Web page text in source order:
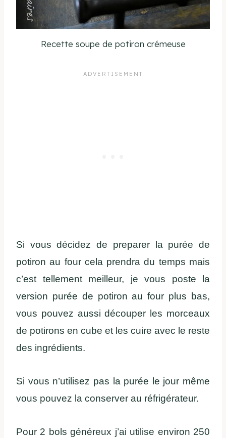
Recette soupe de potiron crémeuse
Si vous décidez de preparer la purée de
potiron au four cela prendra du temps mais
c’est tellement meilleur, je vous poste la
version purée de potiron au four plus bas,
vous pouvez aussi découper les morceaux
de potirons en cube et les cuire avec le reste
des ingrédients.
Si vous n’utilisez pas la purée le jour même
vous pouvez la conserver au réfrigérateur.
Pour 2 bols généreux j’ai utilise environ 250